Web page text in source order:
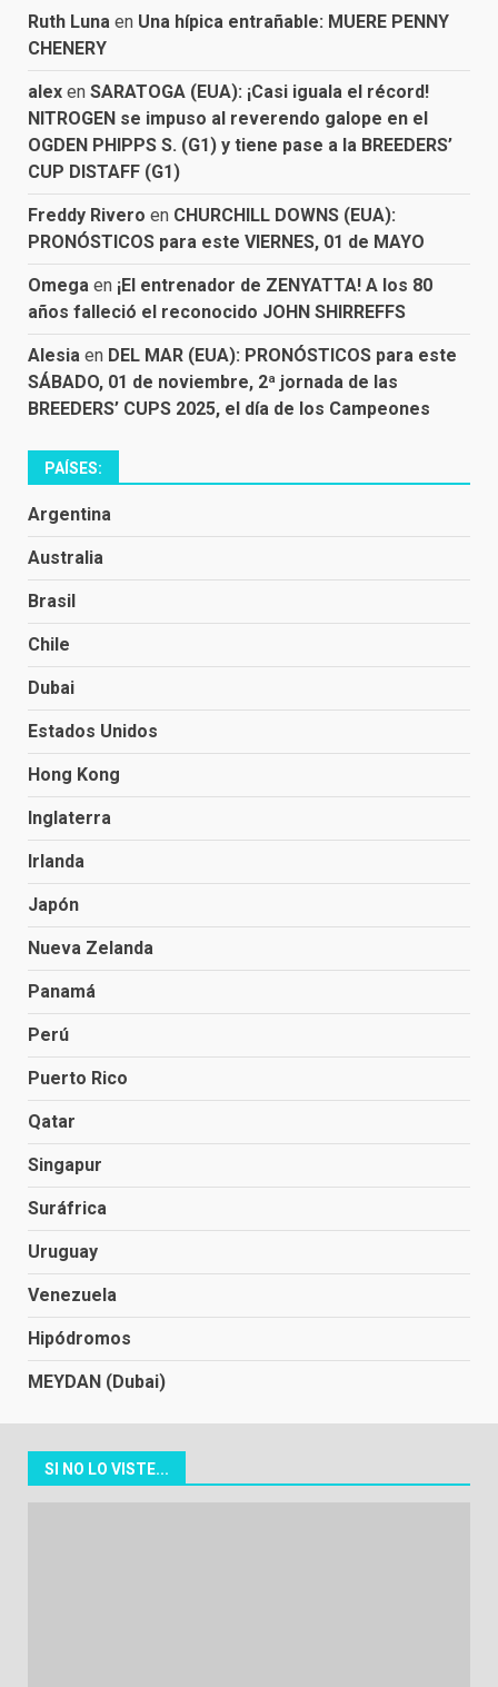
Ruth Luna en Una hípica entrañable: MUERE PENNY
CHENERY
alex en SARATOGA (EUA): ¡Casi iguala el récord!
NITROGEN se impuso al reverendo galope en el
OGDEN PHIPPS S. (G1) y tiene pase a la BREEDERS’
CUP DISTAFF (G1)
Freddy Rivero en CHURCHILL DOWNS (EUA):
PRONÓSTICOS para este VIERNES, 01 de MAYO
Omega en ¡El entrenador de ZENYATTA! A los 80
años falleció el reconocido JOHN SHIRREFFS
Alesia en DEL MAR (EUA): PRONÓSTICOS para este
SÁBADO, 01 de noviembre, 2ª jornada de las
BREEDERS’ CUPS 2025, el día de los Campeones
PAÍSES:
Argentina
Australia
Brasil
Chile
Dubai
Estados Unidos
Hong Kong
Inglaterra
Irlanda
Japón
Nueva Zelanda
Panamá
Perú
Puerto Rico
Qatar
Singapur
Suráfrica
Uruguay
Venezuela
Hipódromos
MEYDAN (Dubai)
SI NO LO VISTE...